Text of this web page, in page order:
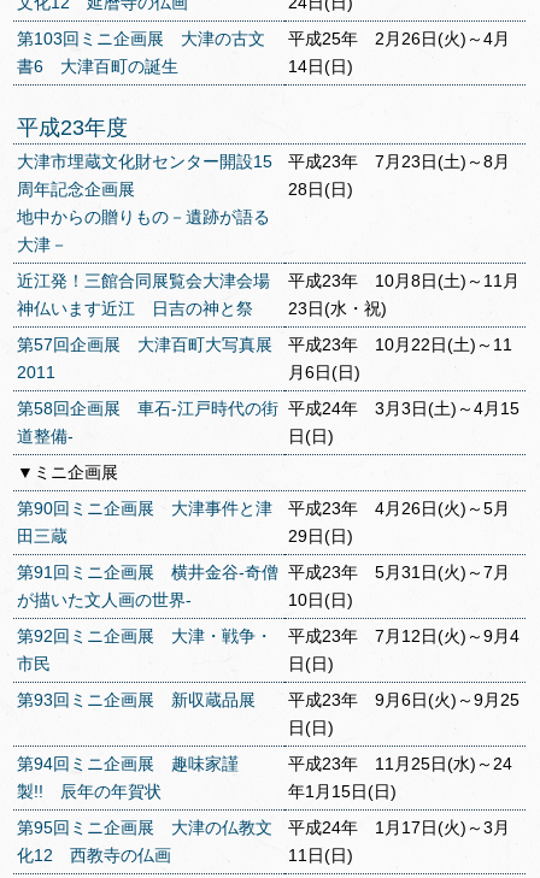
第103回ミニ企画展 大津の古文
書6 大津百町の誕生
平成25年 2月26日(火)～4月
14日(日)
平成23年度
大津市埋蔵文化財センター開設15
周年記念企画展
地中からの贈りもの－遺跡が語る
大津－
平成23年 7月23日(土)～8月
28日(日)
近江発！三館合同展覧会大津会場
神仏います近江 日吉の神と祭
平成23年 10月8日(土)～11月
23日(水・祝)
第57回企画展 大津百町大写真展
2011
平成23年 10月22日(土)～11
月6日(日)
第58回企画展 車石‐江戸時代の街
道整備‐
平成24年 3月3日(土)～4月15
日(日)
▼ミニ企画展
第90回ミニ企画展 大津事件と津
田三蔵
平成23年 4月26日(火)～5月
29日(日)
第91回ミニ企画展 横井金谷‐奇僧
が描いた文人画の世界‐
平成23年 5月31日(火)～7月
10日(日)
第92回ミニ企画展 大津・戦争・
市民
平成23年 7月12日(火)～9月4
日(日)
第93回ミニ企画展 新収蔵品展
平成23年 9月6日(火)～9月25
日(日)
第94回ミニ企画展 趣味家謹
製!! 辰年の年賀状
平成23年 11月25日(水)～24
年1月15日(日)
第95回ミニ企画展 大津の仏教文
化12 西教寺の仏画
平成24年 1月17日(火)～3月
11日(日)